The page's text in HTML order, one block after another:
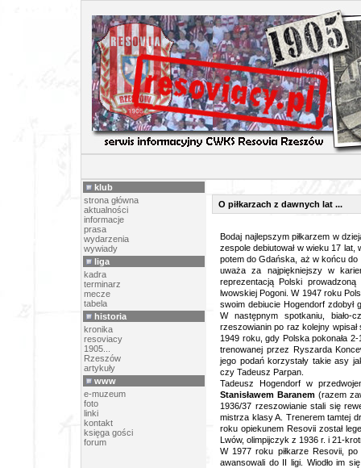
klub
strona główna
aktualności
informacje
prasa
wydarzenia
wywiady
liga
kadra
terminarz
mecze
tabela
historia
kronika
resoviacy
1905...
Rzeszów
artykuły
www
e-muzeum
foto
linki
kontakt
księga gości
forum
O piłkarzach z dawnych lat ...
Bodaj najlepszym piłkarzem w
zespole debiutował w wieku 17
potem do Gdańska, aż w końcu
uważa za najpiękniejszy w
reprezentacją Polski prowadzoną
lwowskiej Pogoni. W 1947 roku
swoim debiucie Hogendorf zdobył
W następnym spotkaniu, biało-
rzeszowianin po raz kolejny
1949 roku, gdy Polska pokonała
trenowanej przez Ryszarda
jego podań korzystały takie asy
czy Tadeusz Parpan.
Tadeusz Hogendorf w
Stanisławem Baranem(razem
1936/37 rzeszowianie stali się
mistrza klasy A. Trenerem tamtej
roku opiekunem Resovii został
Lwów, olimpijczyk z 1936 r. i 21-
W 1977 roku piłkarze Resovii,
awansowali do II ligi. Wiodło im